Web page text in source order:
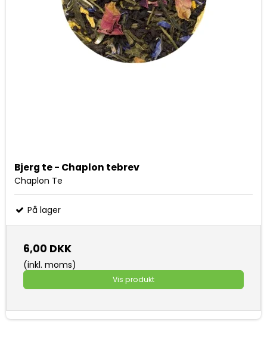
Bjerg te - Chaplon tebrev
Chaplon Te
På lager
6,00 DKK
(inkl. moms)
Vis produkt